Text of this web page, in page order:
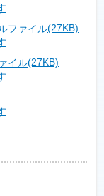
(27KB)
(27KB)